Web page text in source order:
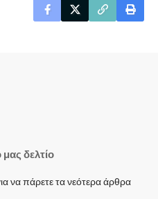
δελτίο
να πάρετε τα νεότερα άρθρα